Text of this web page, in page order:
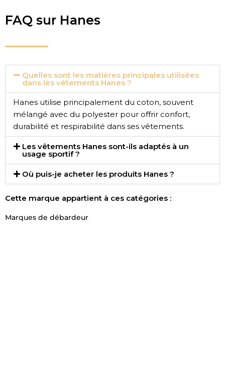
FAQ sur Hanes
Quelles sont les matières principales utilisées
dans les vêtements Hanes ?
Hanes utilise principalement du coton, souvent
mélangé avec du polyester pour offrir confort,
durabilité et respirabilité dans ses vêtements.
Les vêtements Hanes sont-ils adaptés à un
usage sportif ?
Où puis-je acheter les produits Hanes ?
Cette marque appartient à ces catégories :
Marques de débardeur